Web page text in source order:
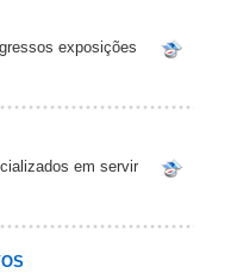
exposições
em servir